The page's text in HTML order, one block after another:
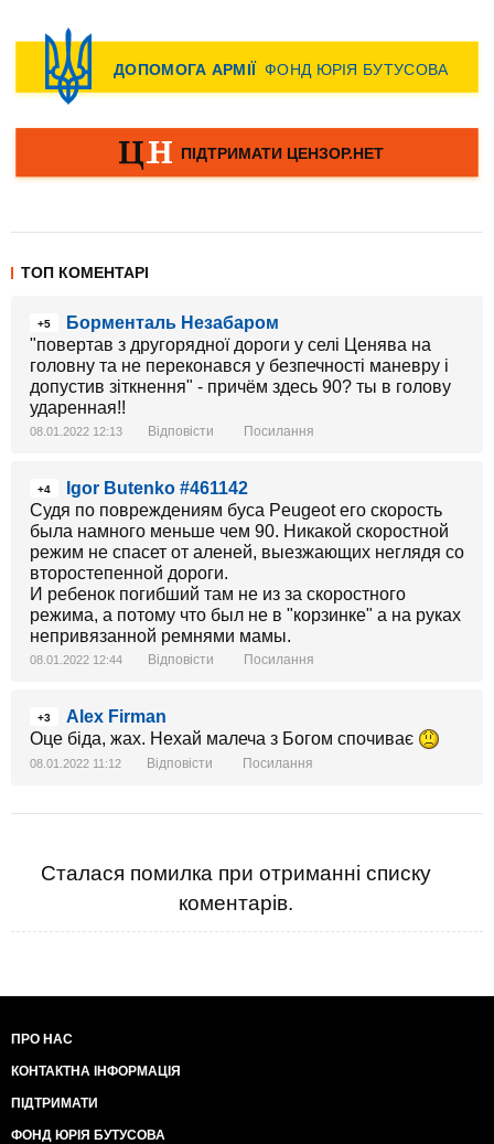
ТОП КОМЕНТАРІ
+5
Борменталь Незабаром
"повертав з другорядної дороги у селі Ценява на
головну та не переконався у безпечності маневру і
допустив зіткнення" - причём здесь 90? ты в голову
ударенная!!
08.01.2022 12:13 Відповісти Посилання
+4
Igor Butenko #461142
Судя по повреждениям буса Peugeot его скорость
была намного меньше чем 90. Никакой скоростной
режим не спасет от аленей, выезжающих неглядя со
второстепенной дороги.
И ребенок погибший там не из за скоростного
режима, а потому что был не в "корзинке" а на руках
непривязанной ремнями мамы.
08.01.2022 12:44 Відповісти Посилання
+3
Alex Firman
Оце біда, жах. Нехай малеча з Богом спочиває
08.01.2022 11:12 Відповісти Посилання
Сталася помилка при отриманні списку
коментарів.
ПРО НАС
КОНТАКТНА ІНФОРМАЦІЯ
ПІДТРИМАТИ
ФОНД ЮРІЯ БУТУСОВА